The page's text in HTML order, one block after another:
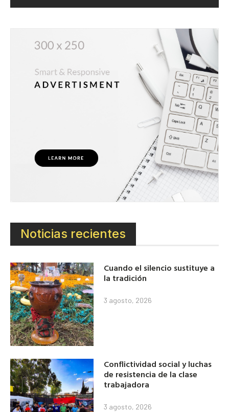
Noticias recientes
Cuando el silencio sustituye a
la tradición
3 agosto, 2026
Conflictividad social y luchas
de resistencia de la clase
trabajadora
3 agosto, 2026